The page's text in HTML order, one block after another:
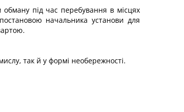
обману під час перебування в місцях
начальника установи для
так й у формі необережності.